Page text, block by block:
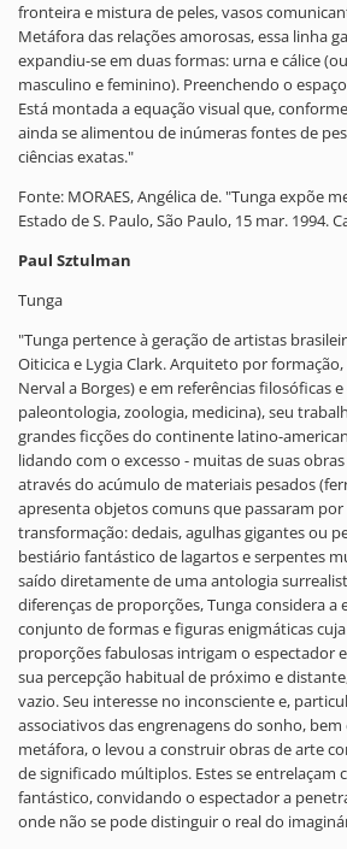
fronteira e mistura de peles, vasos
Metáfora das relações amorosas, essa linha
expandiu-se em duas formas: urna e cálice
masculino e feminino). Preenchendo o
Está montada a equação visual que,
ainda se alimentou de inúmeras fontes de
ciências exatas."
Fonte: MORAES, Angélica de. "Tunga expõe
Estado de S. Paulo, São Paulo, 15 mar. 1994.
Paul Sztulman
Tunga
"Tunga pertence à geração de artistas
Oiticica e Lygia Clark. Arquiteto por
Nerval a Borges) e em referências filosóficas
paleontologia, zoologia, medicina), seu
grandes ficções do continente latino-
lidando com o excesso - muitas de suas
através do acúmulo de materiais pesados
apresenta objetos comuns que passaram
transformação: dedais, agulhas gigantes ou
bestiário fantástico de lagartos e serpentes
saído diretamente de uma antologia
diferenças de proporções, Tunga considera a
conjunto de formas e figuras enigmáticas
proporções fabulosas intrigam o espectador
sua percepção habitual de próximo e
vazio. Seu interesse no inconsciente e,
associativos das engrenagens do sonho,
metáfora, o levou a construir obras de arte
de significado múltiplos. Estes se entrelaçam
fantástico, convidando o espectador a
onde não se pode distinguir o real do